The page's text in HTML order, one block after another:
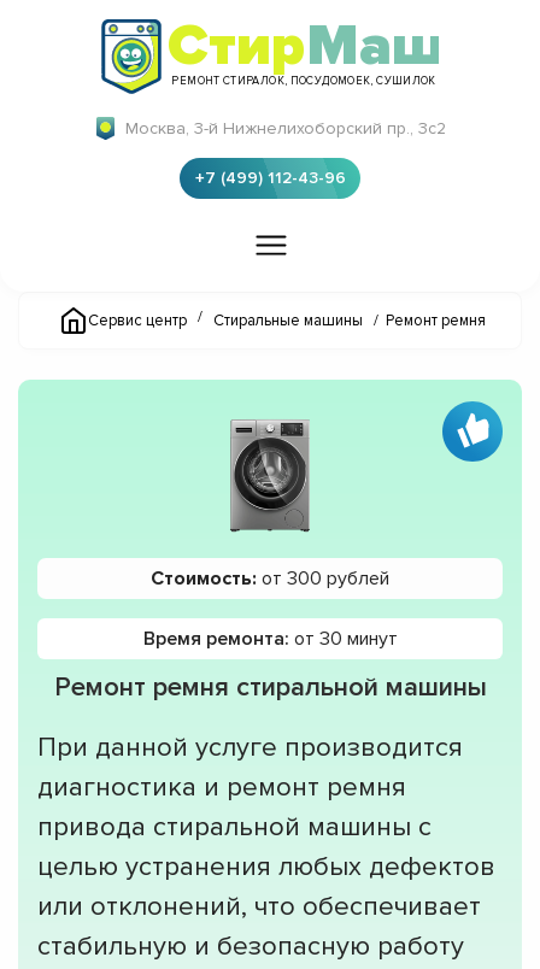
СтирМаш
РЕМОНТ СТИРАЛОК, ПОСУДОМОЕК, СУШИЛОК
Москва, 3-й Нижнелихоборский пр., 3с2
+7 (499) 112-43-96
Сервис центр / Стиральные машины / Ремонт ремня
Ремонт ремня стиральной машины
При данной услуге производится
диагностика и ремонт ремня
привода стиральной машины с
целью устранения любых дефектов
или отклонений, что обеспечивает
стабильную и безопасную работу
Стоимость: от 300 рублей
Время ремонта: от 30 минут